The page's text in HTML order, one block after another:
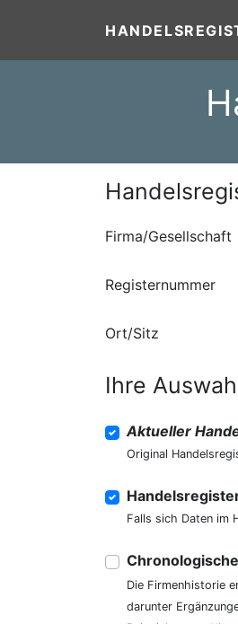
Firma/Gesellschaft
Registernummer
Ort/Sitz
Ihre
Aktueller
Original
Falls sich Daten im
Die Firmenhistorie
darunter